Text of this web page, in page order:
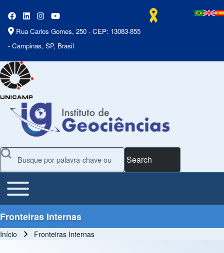
Rua Carlos Gomes, 250 - CEP: 13083-855
- Campinas, SP, Brasil
Search
Main Menu
Toggle main menu
Fronteiras Internas
Início Fronteiras Internas